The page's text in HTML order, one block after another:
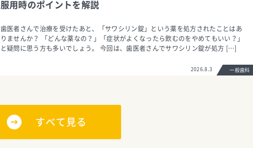
服用時のポイントを解説
歯医者さんで治療を受けたあと、「サワシリン錠」という薬を処方されたことはあ
りませんか？ 「どんな薬なの？」「症状がよくなったら飲むのをやめてもいい？」
と疑問に思う方も多いでしょう。 今回は、歯医者さんでサワシリン錠が処方 […]
2026.8.3 一般歯科
すべて見る